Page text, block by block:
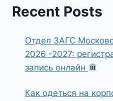
Recent Posts
Отдел ЗАГС
2026 -2027:
запись онлайн
Как одеться на